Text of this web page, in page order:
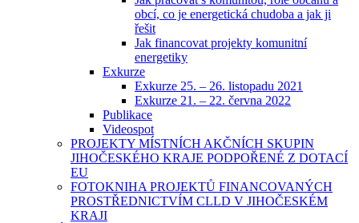
obcí, co je energetická chudoba a jak ji
řešit
Jak financovat projekty komunitní
energetiky
Exkurze
Exkurze 25. – 26. listopadu 2021
Exkurze 21. – 22. června 2022
Publikace
Videospot
PROJEKTY MÍSTNÍCH AKČNÍCH SKUPIN
JIHOČESKÉHO KRAJE PODPOŘENÉ Z DOTACÍ
EU
FOTOKNIHA PROJEKTŮ FINANCOVANÝCH
PROSTŘEDNICTVÍM CLLD V JIHOČESKÉM
KRAJI